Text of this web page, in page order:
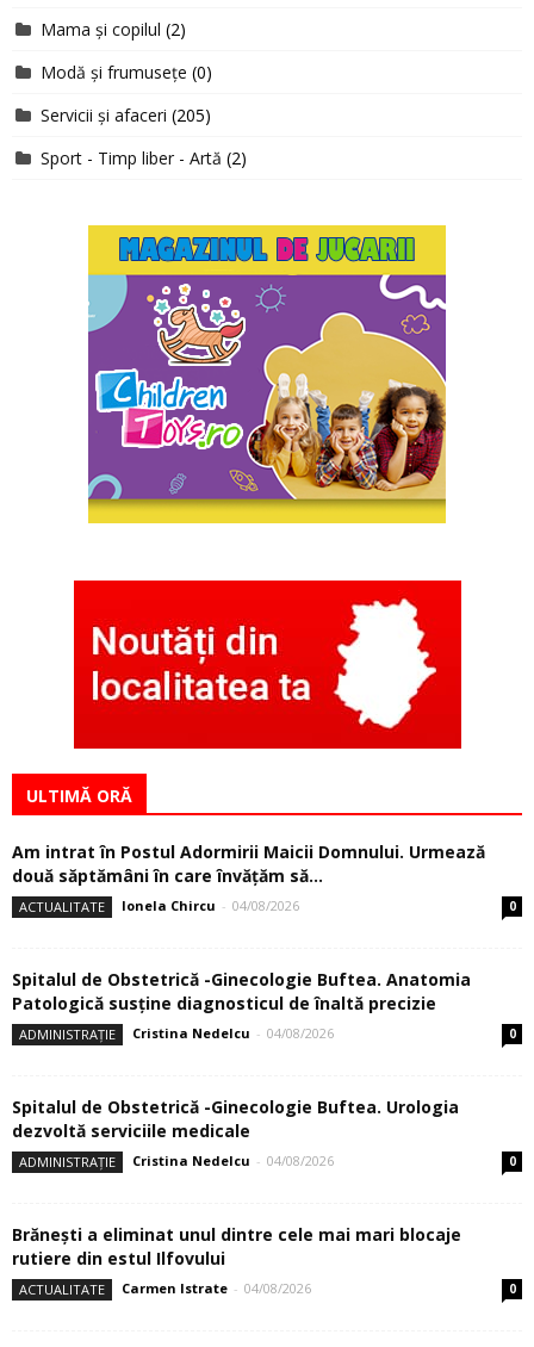
Mama și copilul (2)
Modă și frumusețe (0)
Servicii și afaceri (205)
Sport - Timp liber - Artă (2)
ULTIMĂ ORĂ
Am intrat în Postul Adormirii Maicii Domnului. Urmează
două săptămâni în care învăţăm să...
ACTUALITATE Ionela Chircu - 04/08/2026 0
Spitalul de Obstetrică -Ginecologie Buftea. Anatomia
Patologică susţine diagnosticul de înaltă precizie
ADMINISTRAȚIE Cristina Nedelcu - 04/08/2026 0
Spitalul de Obstetrică -Ginecologie Buftea. Urologia
dezvoltă serviciile medicale
ADMINISTRAȚIE Cristina Nedelcu - 04/08/2026 0
Brănești a eliminat unul dintre cele mai mari blocaje
rutiere din estul Ilfovului
ACTUALITATE Carmen Istrate - 04/08/2026 0